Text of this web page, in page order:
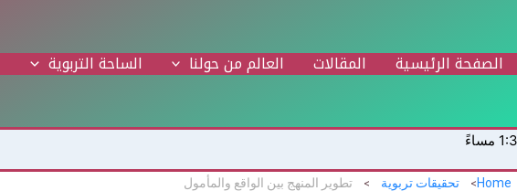
الصفحة الرئيسية المقالات العالم من حولنا الساحة التربوية
Home تحقيقات تربوية تطوير المنهج بين الواقع والمأمول